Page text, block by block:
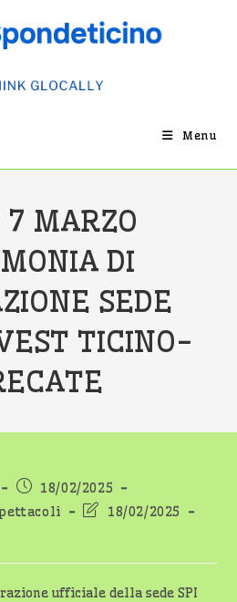
Menu
MARZO
DI
SEDE
TICINO-
Articolo
pubblicato:
18/02/2025
Ultima18/02/2025
ufficiale della sede SPI